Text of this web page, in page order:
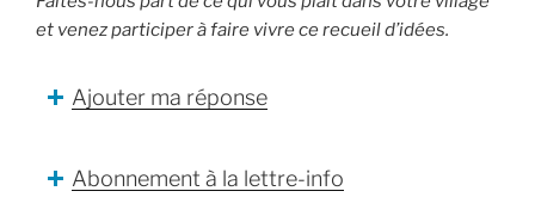
et venez participer à faire vivre ce recueil d’idées.
Ajouter ma réponse
Abonnement à la lettre-info